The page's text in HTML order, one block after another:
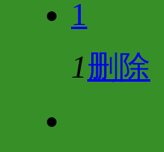
1
1删除